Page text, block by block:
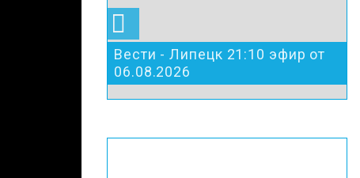
Вести - Липецк 21:10 эфир от
06.08.2026